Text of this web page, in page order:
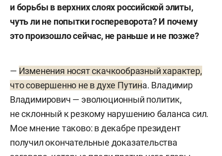
и борьбы в верхних слоях российской элиты,
чуть ли не попытки госпереворота? И почему
это произошло сейчас, не раньше и не позже?
— Изменения носят скачкообразный характер,
что совершенно не в духе Путина. Владимир
Владимирович — эволюционный политик,
не склонный к резкому нарушению баланса сил.
Мое мнение таково: в декабре президент
получил окончательные доказательства